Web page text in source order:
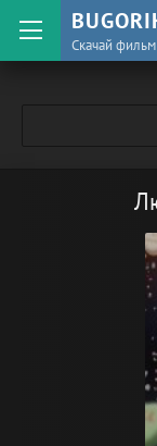
Скачай